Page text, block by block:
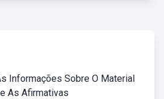
Informações Sobre O Material
As Afirmativas